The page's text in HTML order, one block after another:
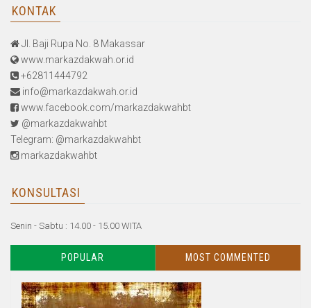
KONTAK
Jl. Baji Rupa No. 8 Makassar
www.markazdakwah.or.id
+62811444792
info@markazdakwah.or.id
www.facebook.com/markazdakwahbt
@markazdakwahbt
Telegram: @markazdakwahbt
markazdakwahbt
KONSULTASI
Senin - Sabtu : 14.00 - 15.00 WITA
POPULAR MOST COMMENTED